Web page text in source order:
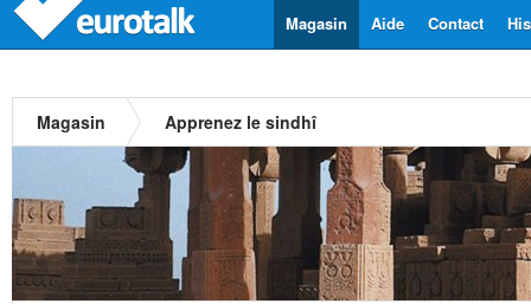
Contact
Aide
Magasin
Magasin Apprenez le sindhî